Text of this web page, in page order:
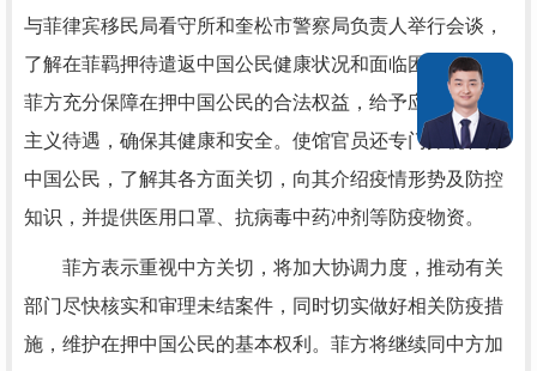
与菲律宾移民局看守所和奎松市警察局负责人举行会谈，
了解在菲羁押待遣返中国公民健康状况和面临困难，敦促
菲方充分保障在押中国公民的合法权益，给予应有的人道
主义待遇，确保其健康和安全。使馆官员还专门探视在押
中国公民，了解其各方面关切，向其介绍疫情形势及防控
知识，并提供医用口罩、抗病毒中药冲剂等防疫物资。
菲方表示重视中方关切，将加大协调力度，推动有关
部门尽快核实和审理未结案件，同时切实做好相关防疫措
施，维护在押中国公民的基本权利。菲方将继续同中方加